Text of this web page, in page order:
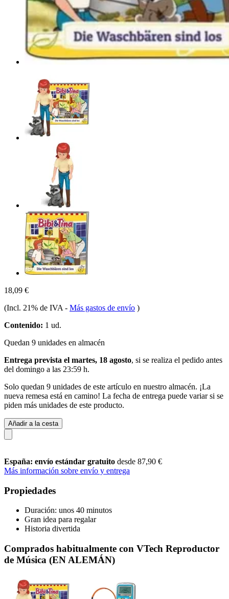
18,09 €
(Incl. 21% de IVA - Más gastos de envío )
Contenido: 1 ud.
Quedan 9 unidades en almacén
Entrega prevista el martes, 18 agosto, si se realiza el pedido antes
del domingo a las 23:59 h.
Solo quedan 9 unidades de este artículo en nuestro almacén. ¡La
nueva remesa está en camino! La fecha de entrega puede variar si se
piden más unidades de este producto.
Añadir a la cesta
España: envío estándar gratuito desde 87,90 €
Más información sobre envío y entrega
Propiedades
Duración: unos 40 minutos
Gran idea para regalar
Historia divertida
Comprados habitualmente con VTech Reproductor
de Música (EN ALEMÁN)